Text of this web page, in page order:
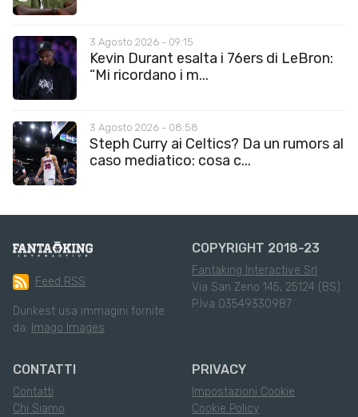
3 Agosto 2026 - 09:15
Kevin Durant esalta i 76ers di LeBron:
“Mi ricordano i m...
3 Agosto 2026 - 08:58
Steph Curry ai Celtics? Da un rumors al
caso mediatico: cosa c...
Feed RSS
Dunkest usa immagini fornite
da: Imago Images
COPYRIGHT 2018-23
Fantaking Interactive Srl
Via San Zeno 145, 25124 (BS)
P.Iva 03549330987
CONTATTI
Contatti
Chi Siamo
PRIVACY
Impostazioni Cookie
Cookie Policy